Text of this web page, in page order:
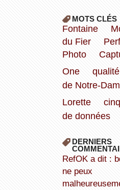
MOTS CLÉS
Fontaine
du Fier
Photo
One
qualité
de Notre-
Lorette
cinq
de données
DERNIERS
refOK a dit : bonjour, je
ne peux